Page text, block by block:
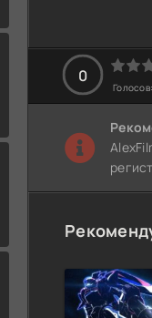
0
Голосов: